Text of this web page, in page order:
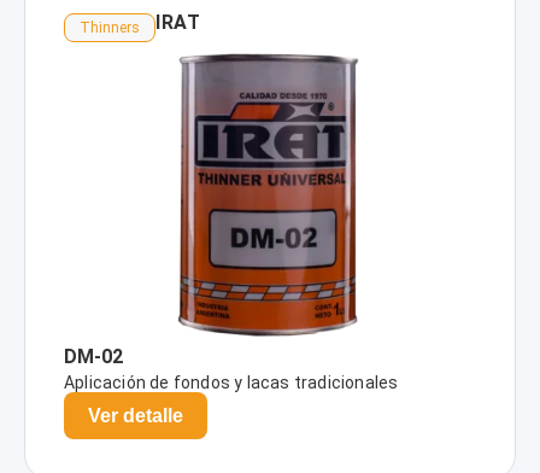
Thinners IRAT
DM-02
Aplicación de fondos y lacas tradicionales
Ver detalle